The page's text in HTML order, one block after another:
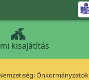
kisajátítás
Önkormányzatok